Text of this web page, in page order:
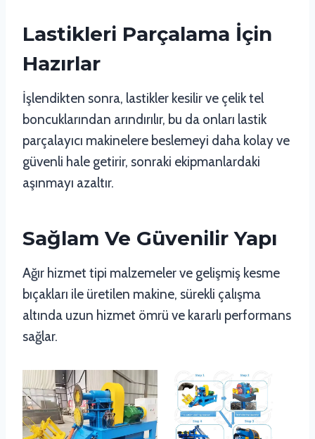
Lastikleri Parçalama İçin
Hazırlar
İşlendikten sonra, lastikler kesilir ve çelik tel
boncuklarından arındırılır, bu da onları lastik
parçalayıcı makinelere beslemeyi daha kolay ve
güvenli hale getirir, sonraki ekipmanlardaki
aşınmayı azaltır.
Sağlam Ve Güvenilir Yapı
Ağır hizmet tipi malzemeler ve gelişmiş kesme
bıçakları ile üretilen makine, sürekli çalışma
altında uzun hizmet ömrü ve kararlı performans
sağlar.